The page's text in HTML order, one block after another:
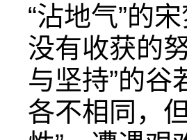
“沾地气”的
没有收获的
与坚持”的
各不相同，